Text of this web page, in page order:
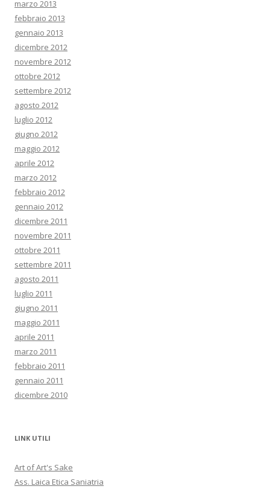
marzo 2013
febbraio 2013
gennaio 2013
dicembre 2012
novembre 2012
ottobre 2012
settembre 2012
agosto 2012
luglio 2012
giugno 2012
maggio 2012
aprile 2012
marzo 2012
febbraio 2012
gennaio 2012
dicembre 2011
novembre 2011
ottobre 2011
settembre 2011
agosto 2011
luglio 2011
giugno 2011
maggio 2011
aprile 2011
marzo 2011
febbraio 2011
gennaio 2011
dicembre 2010
LINK UTILI
Art of Art's Sake
Ass. Laica Etica Saniatria